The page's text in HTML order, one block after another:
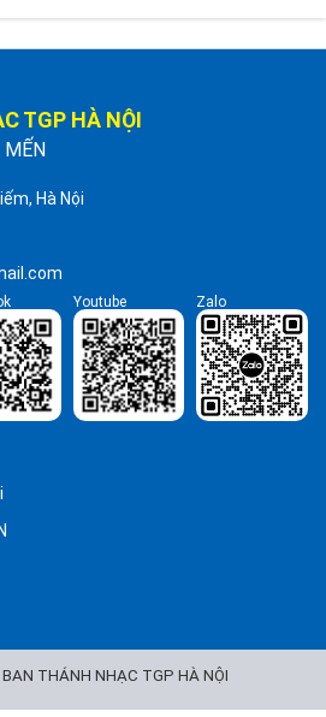
TGP HÀ NỘI
MẾN
Hà Nội
Youtube Zalo
THÁNH NHẠC TGP HÀ NỘI